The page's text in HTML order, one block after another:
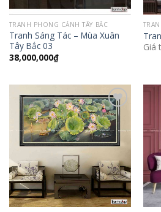
TRANH PHONG CẢNH TÂY BẮC
Tranh Sáng Tác – Mùa Xuân
Tây Bắc 03
38,000,000₫
Giá
Add to
Wishlist